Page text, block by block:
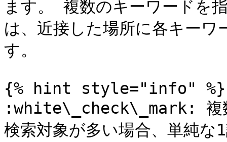
ます。 複数のキーワードを
は、近接した場所に各キー
す。
{% hint style="info" %}
:white\_check\_mark: 複
検索対象が多い場合、単純な